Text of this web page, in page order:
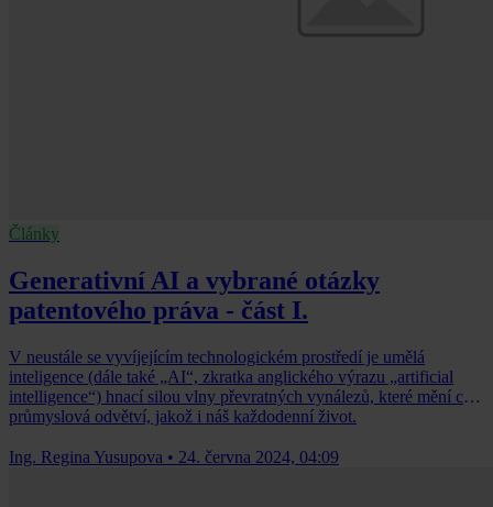
Články
Generativní AI a vybrané otázky
patentového práva - část I.
V neustále se vyvíjejícím technologickém prostředí je umělá
inteligence (dále také „AI“, zkratka anglického výrazu „artificial
intelligence“) hnací silou vlny převratných vynálezů, které mění celá
průmyslová odvětví, jakož i náš každodenní život.
Ing. Regina Yusupova • 24. června 2024, 04:09